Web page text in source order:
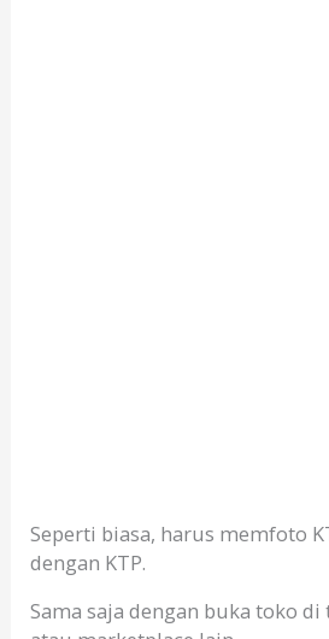
Seperti biasa, harus memfoto
dengan KTP.
Sama saja dengan buka toko di